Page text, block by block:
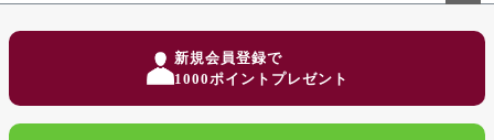
新規会員登録で
1000ポイントプレゼント